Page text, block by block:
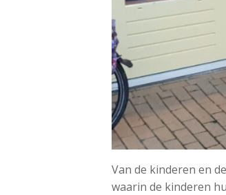
Van de kinderen en
waarin de kinderen